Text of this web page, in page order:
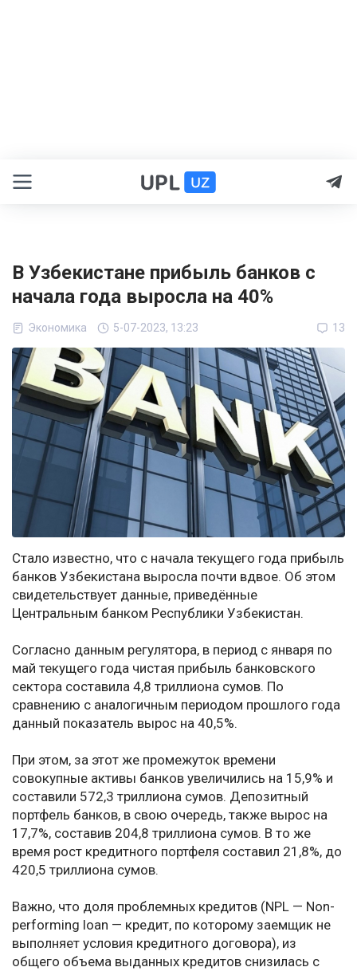
В Узбекистане прибыль банков с
начала года выросла на 40%
Экономика 5-07-2023, 13:23 13
Стало известно, что с начала текущего года прибыль
банков Узбекистана выросла почти вдвое. Об этом
свидетельствует данные, приведённые
Центральным банком Республики Узбекистан.
Согласно данным регулятора, в период с января по
май текущего года чистая прибыль банковского
сектора составила 4,8 триллиона сумов. По
сравнению с аналогичным периодом прошлого года
данный показатель вырос на 40,5%.
При этом, за этот же промежуток времени
совокупные активы банков увеличились на 15,9% и
составили 572,3 триллиона сумов. Депозитный
портфель банков, в свою очередь, также вырос на
17,7%, составив 204,8 триллиона сумов. В то же
время рост кредитного портфеля составил 21,8%, до
420,5 триллиона сумов.
Важно, что доля проблемных кредитов (NPL — Non-
performing loan — кредит, по которому заемщик не
выполняет условия кредитного договора), из
общего объема выданных кредитов снизилась с